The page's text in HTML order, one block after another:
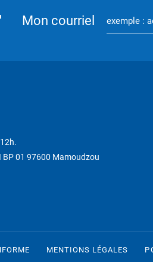
Mon courriel
BP 01 97600 Mamoudzou
MENTIONS LÉGALES